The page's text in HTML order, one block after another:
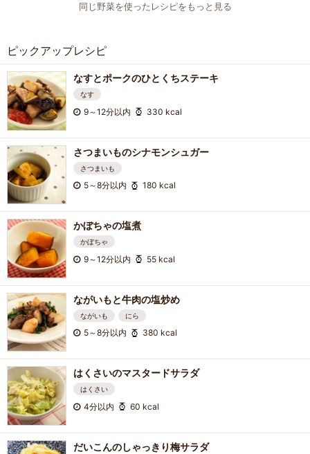
同じ野菜を使ったレシピをもっと見る
ピックアップレシピ
なすとポークのひとくちステーキ
なす
9～12分以内 330 kcal
さつまいものシナモンシュガー
さつまいも
5～8分以内 180 kcal
かぼちゃの塩煮
かぼちゃ
9～12分以内 55 kcal
ながいもと牛肉の塩炒め
ながいも にら
5～8分以内 380 kcal
はくさいのマスタードサラダ
はくさい
4分以内 60 kcal
だいこんのしゃっきり梅サラダ